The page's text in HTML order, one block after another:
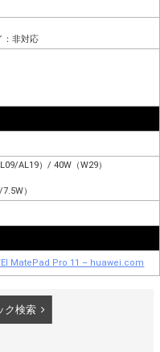
：非対応
AL19）/ 40W（W29）
）
MatePad Pro 11 – huawei.com
ク検索